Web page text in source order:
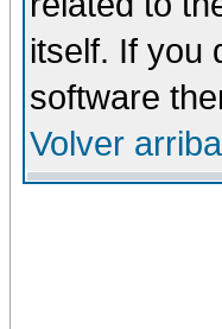
itself. If you
software
Volver arriba